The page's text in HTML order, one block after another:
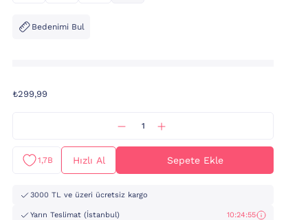
Bedenimi Bul
₺299,99
1,7B Hızlı Al Sepete Ekle
3000 TL ve üzeri ücretsiz kargo
Yarın Teslimat (İstanbul) 10:24:54